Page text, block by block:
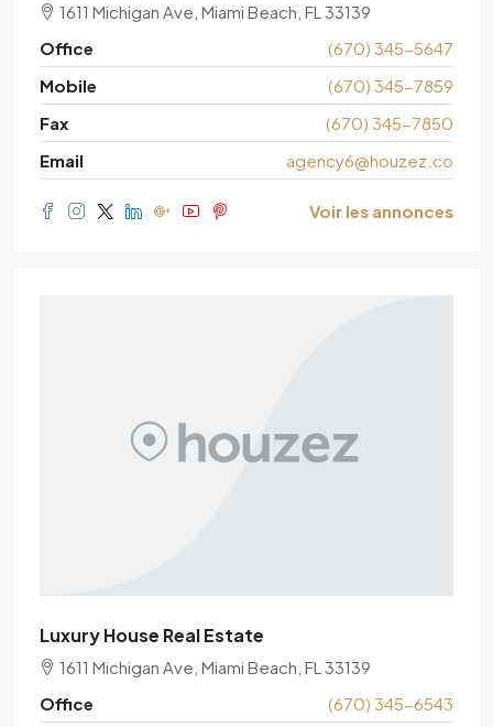
1611 Michigan Ave, Miami Beach, FL 33139
Office
(670) 345-5647
Mobile
(670) 345-7859
Fax
(670) 345-7850
Email
agency6@houzez.co
Voir les annonces
Luxury House Real Estate
1611 Michigan Ave, Miami Beach, FL 33139
Office
(670) 345-6543